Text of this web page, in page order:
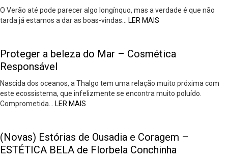
O Verão até pode parecer algo longínquo, mas a verdade é que não
tarda já estamos a dar as boas-vindas…
LER MAIS
Proteger a beleza do Mar – Cosmética
Responsável
Nascida dos oceanos, a Thalgo tem uma relação muito próxima com
este ecossistema, que infelizmente se encontra muito poluído.
Comprometida…
LER MAIS
(Novas) Estórias de Ousadia e Coragem –
ESTÉTICA BELA de Florbela Conchinha